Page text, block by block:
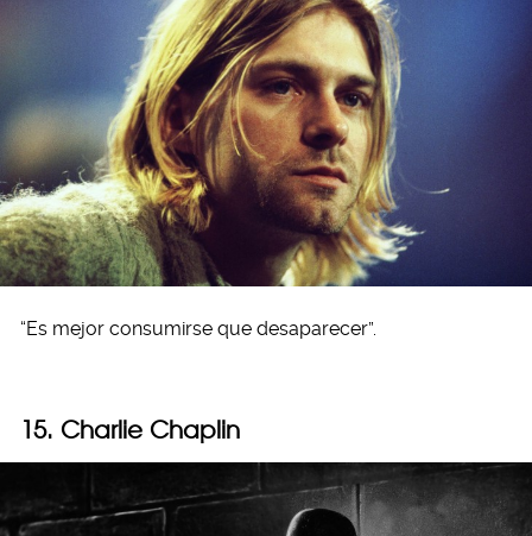
“Es mejor consumirse que desaparecer”.
15. Charlie Chaplin